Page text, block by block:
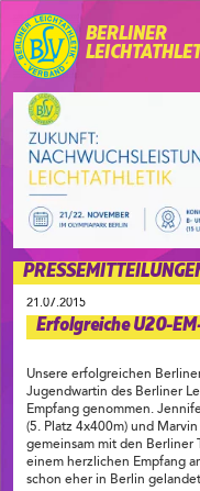
BERLINER
21.07.2015
Erfolgreiche U20-
Unsere erfolgreichen
Jugendwartin des Berliner
Empfang genommen.
(5. Platz 4x400m) und
gemeinsam mit den Berliner
einem herzlichen Empfang
schon eher in Berlin